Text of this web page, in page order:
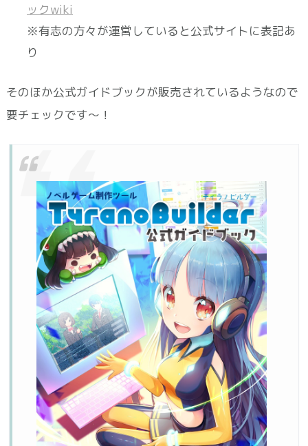
ックwiki
※有志の方々が運営していると公式サイトに表記あ
り
そのほか公式ガイドブックが販売されているようなので
要チェックです～！